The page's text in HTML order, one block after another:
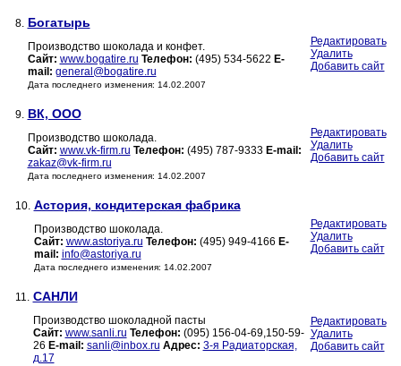
8. Богатырь
Производство шоколада и конфет.
Сайт: www.bogatire.ru Телефон: (495) 534-5622 E-
mail: general@bogatire.ru
Дата последнего изменения: 14.02.2007
Редактировать
Удалить
Добавить сайт
9. ВК, ООО
Производство шоколада.
Сайт: www.vk-firm.ru Телефон: (495) 787-9333 E-mail:
zakaz@vk-firm.ru
Дата последнего изменения: 14.02.2007
Редактировать
Удалить
Добавить сайт
10. Астория, кондитерская фабрика
Производство шоколада.
Сайт: www.astoriya.ru Телефон: (495) 949-4166 E-
mail: info@astoriya.ru
Дата последнего изменения: 14.02.2007
Редактировать
Удалить
Добавить сайт
11. САНЛИ
Производство шоколадной пасты
Сайт: www.sanli.ru Телефон: (095) 156-04-69,150-59-
26 E-mail: sanli@inbox.ru Адрес: 3-я Радиаторская,
д.17
Редактировать
Удалить
Добавить сайт